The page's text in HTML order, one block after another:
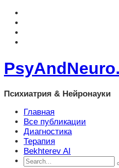
Психиатрия & Нейронауки
Главная
Все публикации
Диагностика
Терапия
Bekhterev AI